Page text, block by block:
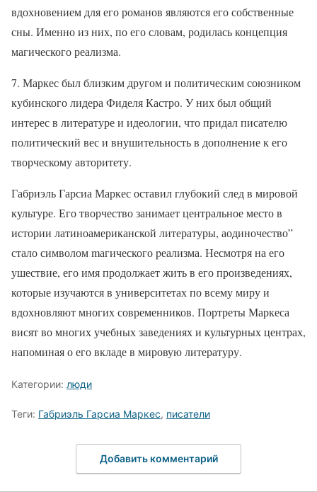
вдохновением для его романов являются его собственные
сны. Именно из них, по его словам, родилась концепция
магического реализма.
7. Маркес был близким другом и политическим союзником
кубинского лидера Фиделя Кастро. У них был общий
интерес в литературе и идеологии, что придал писателю
политический вес и внушительность в дополнение к его
творческому авторитету.
Габриэль Гарсиа Маркес оставил глубокий след в мировой
культуре. Его творчество занимает центральное место в
истории латиноамериканской литературы, аодиночество”
стало символом mагического pеализма. Несмотря на его
ушествие, его имя продолжает жить в его произведениях,
которые изучаются в университетах по всему миру и
вдохновляют многих современников. Портреты Маркеса
висят во многих учебных заведениях и культурных центрах,
напоминая о его вкладе в мировую литературу.
Категории: люди
Теги: Габриэль Гарсиа Маркес, писатели
Добавить комментарий